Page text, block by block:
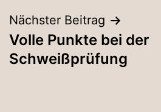
Nächster Beitrag
Volle Punkte bei der
Schweißprüfung